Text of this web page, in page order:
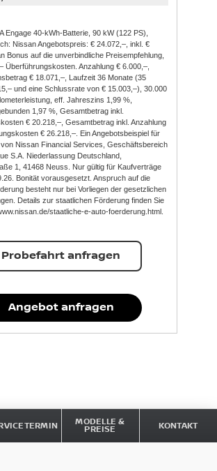
Engage 40-kWh-Batterie, 90 kW (122 PS),
Nissan Angebotspreis: € 24.072,–, inkl. €
Bonus auf die unverbindliche Preisempfehlung,
Überführungskosten. Anzahlung € 6.000,–,
€ 18.071,–, Laufzeit 36 Monate (35
und eine Schlussrate von € 15.003,–), 30.000
eff. Jahreszins 1,99 %,
1,97 %, Gesamtbetrag inkl.
€ 20.218,–, Gesamtbetrag inkl. Anzahlung
€ 26.218,–. Ein Angebotsbeispiel für
Nissan Financial Services, Geschäftsbereich
S.A. Niederlassung Deutschland,
1, 41468 Neuss. Nur gültig für Kaufverträge
Bonität vorausgesetzt. Anspruch auf die
besteht nur bei Vorliegen der gesetzlichen
Details zur staatlichen Förderung finden Sie
staatliche-e-auto-foerderung.html.
Angebot anfragen
Probefahrt anfragen
MODELLE &
PREISE KONTAKT
Impressum